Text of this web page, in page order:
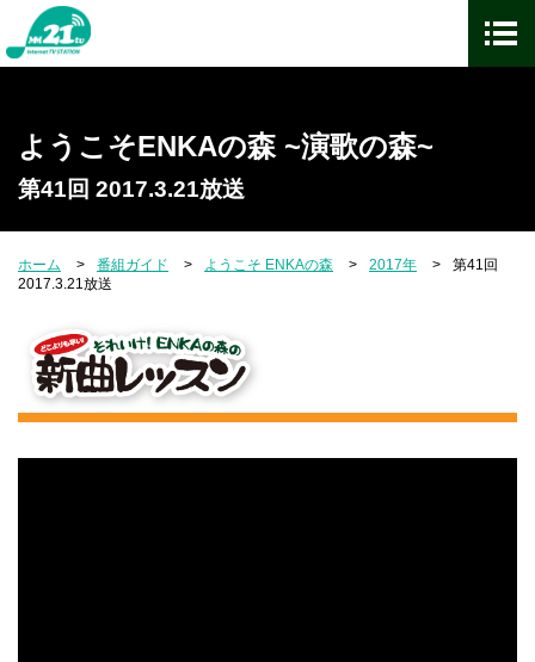
ようこそENKAの森 ~演歌の森~
第41回 2017.3.21放送
ホーム 番組ガイド ようこそ ENKAの森 2017年
第41回
2017.3.21放送